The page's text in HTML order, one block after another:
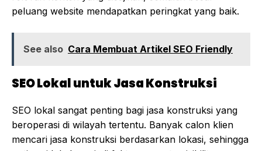
peluang website mendapatkan peringkat yang baik.
See also Cara Membuat Artikel SEO Friendly
SEO Lokal untuk Jasa Konstruksi
SEO lokal sangat penting bagi jasa konstruksi yang
beroperasi di wilayah tertentu. Banyak calon klien
mencari jasa konstruksi berdasarkan lokasi, sehingga